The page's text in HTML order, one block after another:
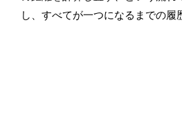
し、すべてが一つになるまでの履